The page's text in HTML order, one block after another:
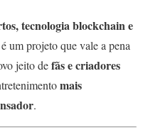
tecnologia blockchain e
é um projeto que vale a pena
jeito defãs e criadores
mais
.